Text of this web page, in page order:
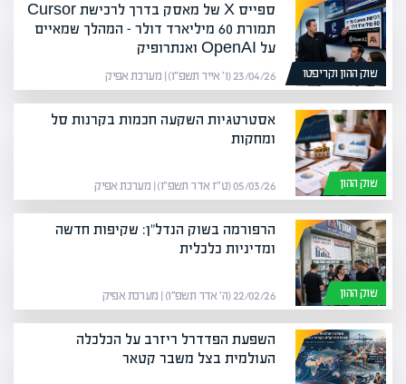
שוק ההון וקריפטו
ספייס X של מאסק בדרך לרכישת Cursor
תמורת 60 מיליארד דולר – המהלך שמאיים
על OpenAI ואנתרופיק
23/04/26 (ו׳ אייר תשפ״ו) | מערכת אפיק
שוק ההון
אסטרטגיות השקעה חכמות בקרנות סל
ומחקות
05/03/26 (ט״ז אדר תשפ״ו) | מערכת אפיק
שוק ההון
הרפורמה בשוק הנדל"ן: שקיפות חדשה
ומדיניות כלכלית
22/02/26 (ה׳ אדר תשפ״ו) | מערכת אפיק
השפעת הפדדרל ריזרב על הכלכלה
העולמית בצל משבר קטאר